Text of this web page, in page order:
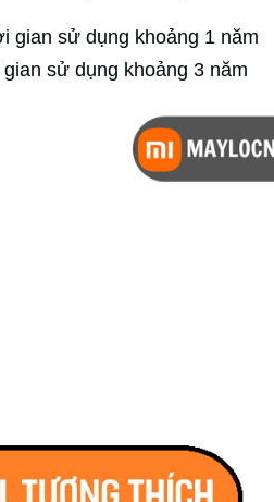
gian sử dụng khoảng 1 năm
sử dụng khoảng 3 năm